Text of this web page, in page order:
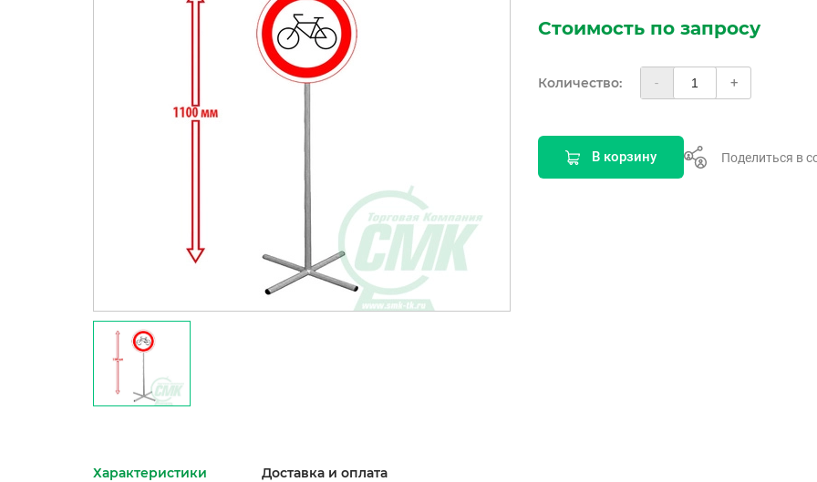
Стоимость по запросу
Количество: - +
В корзину Поделиться в
Характеристики Доставка и оплата